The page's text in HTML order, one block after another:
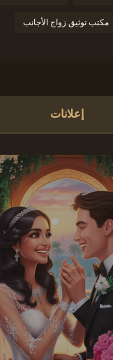
مكتب توثيق زواج الأجانب
إعلانات